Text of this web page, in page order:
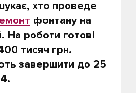
хто проведе
фонтану на
На роботи готові
тисяч грн.
завершити до 25